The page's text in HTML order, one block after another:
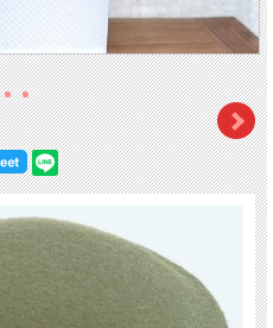
品はクリックポストで発送可能です。（送
スト】をご選択ください。
に投函されます。そのため、配達日時指定
。【個別番号検索】
いません。
グご希望の場合は通常送料（700円）がかか
い。